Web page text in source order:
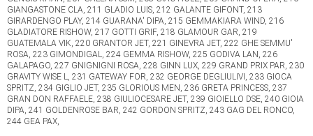
GIANGASTONE CLA, 211 GLADIO LUIS, 212 GALANTE GIFONT, 213
GIRARDENGO PLAY, 214 GUARANA' DIPA, 215 GEMMAKIARA WIND, 216
GLADIATORE RISHOW, 217 GOTTI GRIF, 218 GLAMOUR GAR, 219
GUATEMALA VIK, 220 GRANTOR JET, 221 GINEVRA JET, 222 GHE SEMMU'
ROSA, 223 GIMONDIGAL, 224 GEMMA RISHOW, 225 GODIVA LAN, 226
GALAPAGO, 227 GNIGNIGNI ROSA, 228 GINN LUX, 229 GRAND PRIX PAR, 230
GRAVITY WISE L, 231 GATEWAY FOR, 232 GEORGE DEGLIULIVI, 233 GIOCA
SPRITZ, 234 GIGLIO JET, 235 GLORIOUS MEN, 236 GRETA PRINCESS, 237
GRAN DON RAFFAELE, 238 GIULIOCESARE JET, 239 GIOIELLO DSE, 240 GIOIA
DIPA, 241 GOLDENROSE BAR, 242 GORDON SPRITZ, 243 GAG DEL RONCO,
244 GEA PAX,